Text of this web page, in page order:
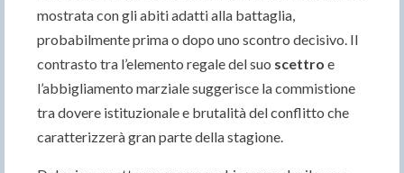
mostrata con gli abiti adatti alla battaglia,
probabilmente prima o dopo uno scontro decisivo. Il
contrasto tra l’elemento regale del suo scettro e
l’abbigliamento marziale suggerisce la commistione
tra dovere istituzionale e brutalità del conflitto che
caratterizzerà gran parte della stagione.